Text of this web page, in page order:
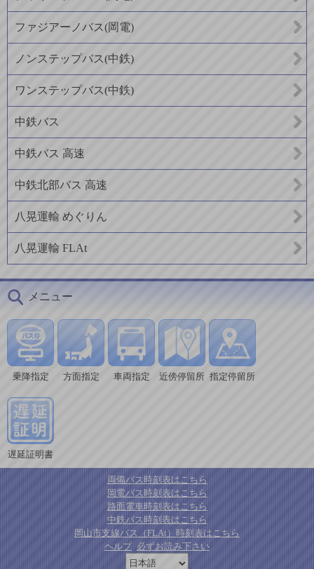
ファジアーノバス(岡電)
ノンステップバス(中鉄)
ワンステップバス(中鉄)
中鉄バス
中鉄バス 高速
中鉄北部バス 高速
八晃運輸 めぐりん
八晃運輸 FLAt
メニュー
乗降指定 方面指定 車両指定 近傍停留所 指定停留所
遅延証明書
両備バス時刻表はこちら
岡電バス時刻表はこちら
路面電車時刻表はこちら
中鉄バス時刻表はこちら
岡山市支線バス（FLAt）時刻表はこちら
ヘルプ 必ずお読み下さい